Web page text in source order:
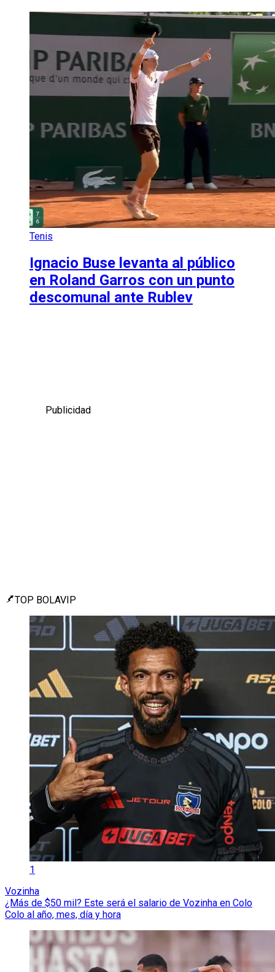
Tenis
Ignacio Buse levanta al público
en Roland Garros con un punto
descomunal ante Rublev
Publicidad
TOP BOLAVIP
1
Vozinha
¿Más de $50 mil? Este será el salario de Vozinha en Colo
Colo al año, mes, día y hora